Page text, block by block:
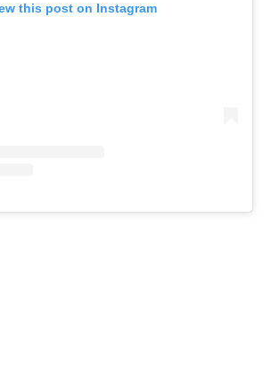
this post on Instagram